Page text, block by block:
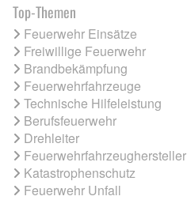
Top-Themen
Feuerwehr Einsätze
Freiwillige Feuerwehr
Brandbekämpfung
Feuerwehrfahrzeuge
Technische Hilfeleistung
Berufsfeuerwehr
Drehleiter
Feuerwehrfahrzeughersteller
Katastrophenschutz
Feuerwehr Unfall